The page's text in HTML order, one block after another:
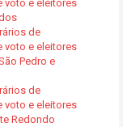
voto e eleitores
de
voto e eleitores
Pedro e
de
voto e eleitores
Redondo